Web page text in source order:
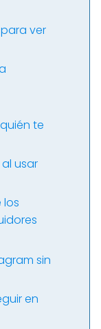
ver
te
usar
los
sin
en